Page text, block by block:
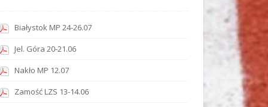
Białystok MP 24-26.07
Jel. Góra 20-21.06
Nakło MP 12.07
Zamość LZS 13-14.06